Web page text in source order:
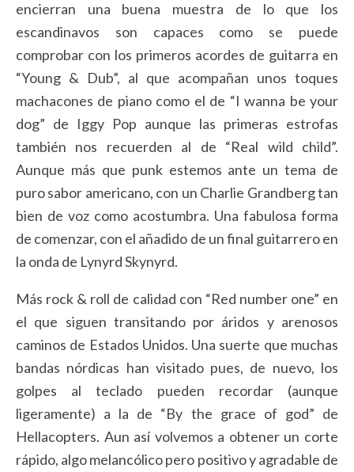
encierran una buena muestra de lo que los
escandinavos son capaces como se puede
comprobar con los primeros acordes de guitarra en
“Young & Dub”, al que acompañan unos toques
machacones de piano como el de “I wanna be your
dog” de Iggy Pop aunque las primeras estrofas
también nos recuerden al de “Real wild child”.
Aunque más que punk estemos ante un tema de
puro sabor americano, con un Charlie Grandberg tan
bien de voz como acostumbra. Una fabulosa forma
de comenzar, con el añadido de un final guitarrero en
la onda de Lynyrd Skynyrd.
Más rock & roll de calidad con “Red number one” en
el que siguen transitando por áridos y arenosos
caminos de Estados Unidos. Una suerte que muchas
bandas nórdicas han visitado pues, de nuevo, los
golpes al teclado pueden recordar (aunque
ligeramente) a la de “By the grace of god” de
Hellacopters. Aun así volvemos a obtener un corte
rápido, algo melancólico pero positivo y agradable de